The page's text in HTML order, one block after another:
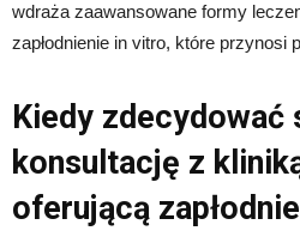
wdraża zaawansowane formy
zapłodnienie in vitro, które przynosi
Kiedy zdecydować
konsultację z
oferującą